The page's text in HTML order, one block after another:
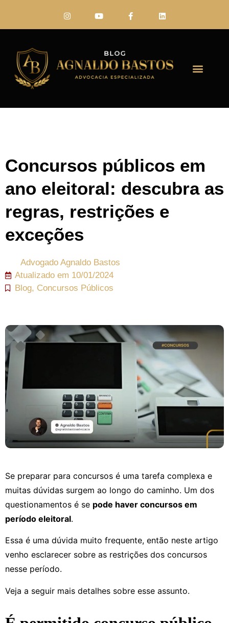
Concursos públicos em
ano eleitoral: descubra as
regras, restrições e
exceções
Advogado Agnaldo Bastos
Atualizado em 10/01/2024
Blog, Concursos Públicos
Se preparar para concursos é uma tarefa complexa e
muitas dúvidas surgem ao longo do caminho. Um dos
questionamentos é se pode haver concursos em
período eleitoral.
Essa é uma dúvida muito frequente, então neste artigo
venho esclarecer sobre as restrições dos concursos
nesse período.
Veja a seguir mais detalhes sobre esse assunto.